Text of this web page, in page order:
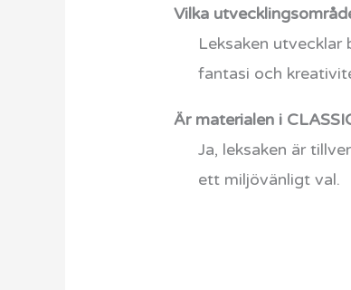
Vilka
Leksaken
fantasi och
Är materialen i
Ja, leksaken är
ett miljövänligt val.